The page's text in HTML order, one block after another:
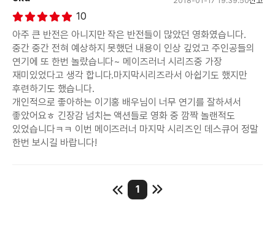
10
아주 큰 반전은 아니지만 작은 반전들이 많았던 영화였습니다.
중간 중간 전혀 예상하지 못했던 내용이 인상 깊었고 주인공들의
연기에 또 한번 놀랐습니다~ 메이즈러너 시리즈중 가장
재미있었다고 생각 합니다.마지막시리즈라서 아쉽기도 했지만
후련하기도 했습니다.
개인적으로 좋아하는 이기홍 배우님이 너무 연기를 잘하셔서
좋았어요ㅎ 긴장감 넘치는 액션들로 영화 중 깜짝 놀랜적도
있었습니다ㅋㅋ 이번 메이즈러너 마지막 시리즈인 데스큐어 정말
한번 보시길 바랍니다!
1